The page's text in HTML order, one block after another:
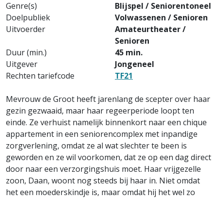
Genre(s)
Blijspel / Seniorentoneel
Doelpubliek
Volwassenen / Senioren
Uitvoerder
Amateurtheater /
Senioren
Duur (min.)
45 min.
Uitgever
Jongeneel
Rechten tariefcode
TF21
Mevrouw de Groot heeft jarenlang de scepter over haar
gezin gezwaaid, maar haar regeerperiode loopt ten
einde. Ze verhuist namelijk binnenkort naar een chique
appartement in een seniorencomplex met inpandige
zorgverlening, omdat ze al wat slechter te been is
geworden en ze wil voorkomen, dat ze op een dag direct
door naar een verzorgingshuis moet. Haar vrijgezelle
zoon, Daan, woont nog steeds bij haar in. Niet omdat
het een moederskindje is, maar omdat hij het wel zo